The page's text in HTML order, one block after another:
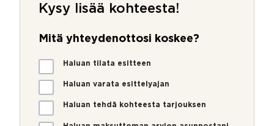
Kysy lisää kohteesta!
Mitä yhteydenottosi koskee?
M
i
ä
Haluan tilata esitteen
Haluan varata esittelyajan
Haluan tehdä kohteesta tarjouksen